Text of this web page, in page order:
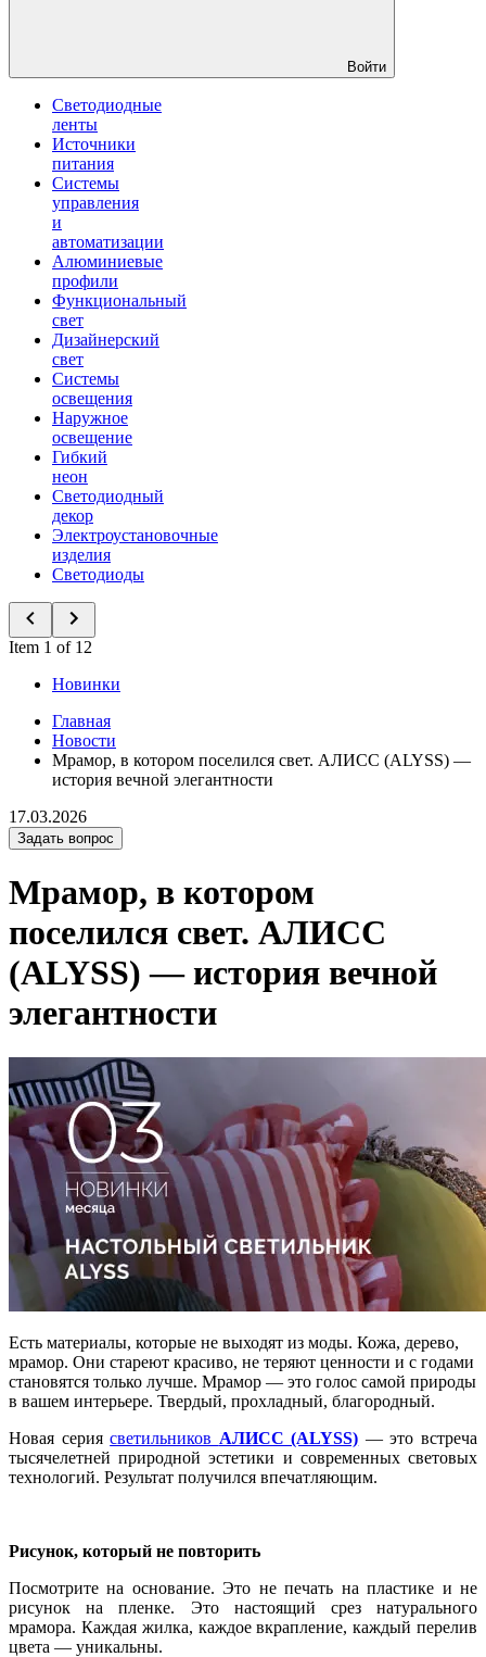
Войти
Светодиодные
ленты
Источники
питания
Системы
управления
и
автоматизации
Алюминиевые
профили
Функциональный
свет
Дизайнерский
свет
Системы
освещения
Наружное
освещение
Гибкий
неон
Светодиодный
декор
Электроустановочные
изделия
Светодиоды
Item 1 of 12
Новинки
Главная
Новости
Мрамор, в котором поселился свет. АЛИСС (ALYSS) —
история вечной элегантности
17.03.2026
Задать вопрос
Мрамор, в котором
поселился свет. АЛИСС
(ALYSS) — история вечной
элегантности
Есть материалы, которые не выходят из моды. Кожа, дерево,
мрамор. Они стареют красиво, не теряют ценности и с годами
становятся только лучше. Мрамор — это голос самой природы
в вашем интерьере. Твердый, прохладный, благородный.
Новая сериясветильников АЛИСС (ALYSS) — это встреча
тысячелетней природной эстетики и современных световых
технологий. Результат получился впечатляющим.
Рисунок, который не повторить
Посмотрите на основание. Это не печать на пластике и не
рисунок на пленке. Это настоящий срез натурального
мрамора. Каждая жилка, каждое вкрапление, каждый перелив
цвета — уникальны.